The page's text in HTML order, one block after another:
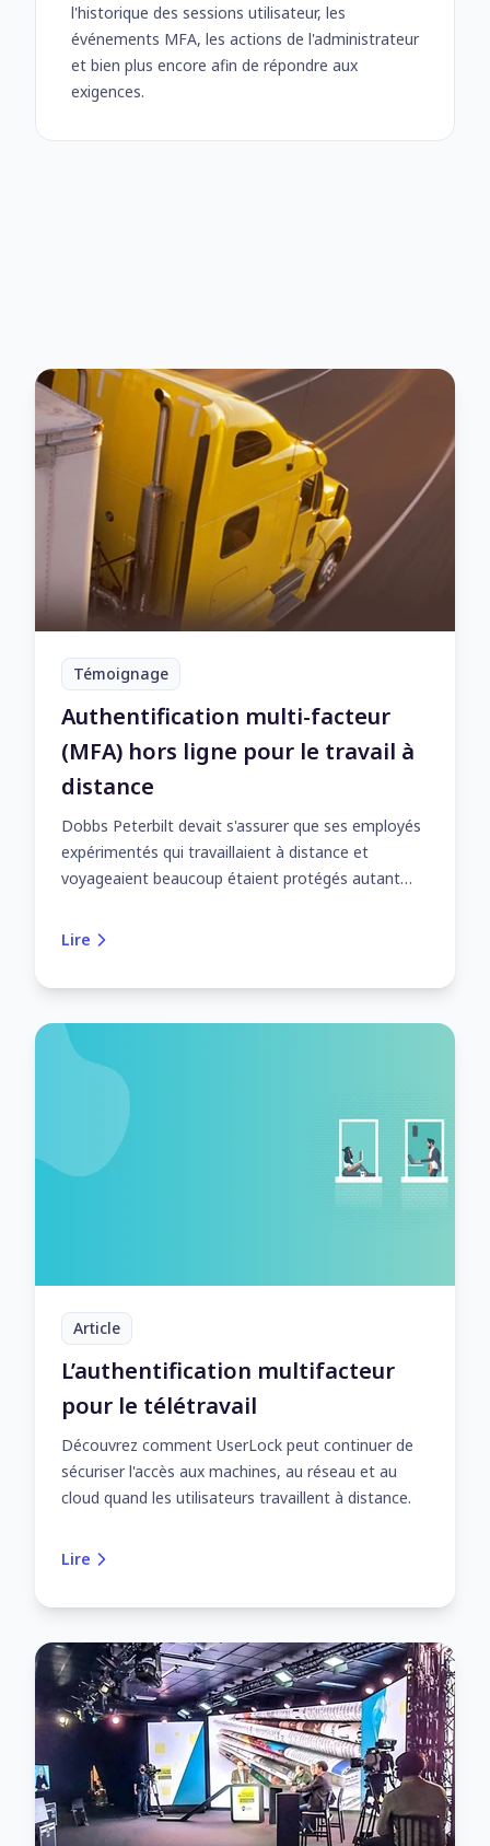
l'historique des sessions utilisateur, les
événements MFA, les actions de l'administrateur
et bien plus encore afin de répondre aux
exigences.
Témoignage
Authentification multi-facteur
(MFA) hors ligne pour le travail à
distance
Dobbs Peterbilt devait s'assurer que ses employés
expérimentés qui travaillaient à distance et
voyageaient beaucoup étaient protégés autant
Lire
Article
L’authentification multifacteur
pour le télétravail
Découvrez comment UserLock peut continuer de
sécuriser l'accès aux machines, au réseau et au
cloud quand les utilisateurs travaillent à distance.
Lire